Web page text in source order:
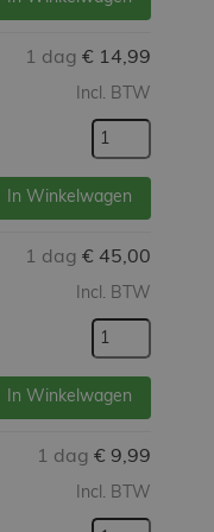
1 dag € 14,99
Incl. BTW
In Winkelwagen
1 dag € 45,00
Incl. BTW
In Winkelwagen
1 dag € 9,99
Incl. BTW